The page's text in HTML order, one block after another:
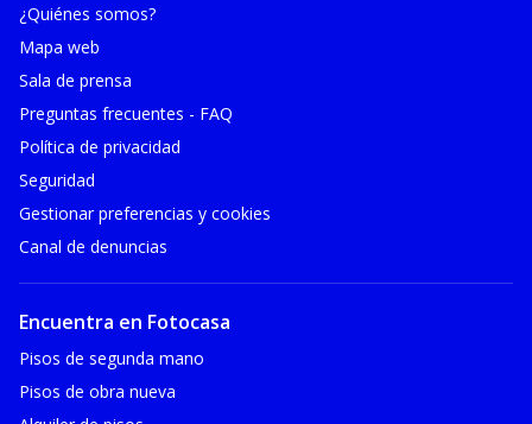
¿Quiénes somos?
Mapa web
Sala de prensa
Preguntas frecuentes - FAQ
Política de privacidad
Seguridad
Gestionar preferencias y cookies
Canal de denuncias
Encuentra en Fotocasa
Pisos de segunda mano
Pisos de obra nueva